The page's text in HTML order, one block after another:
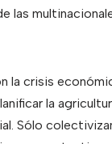
las
la crisis
la
Sólo